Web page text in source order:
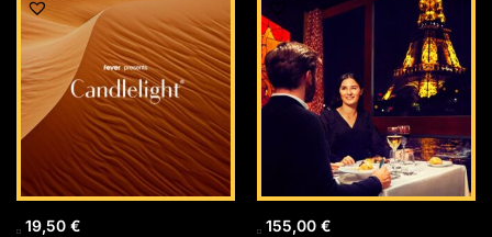
19,50 € 155,00 €